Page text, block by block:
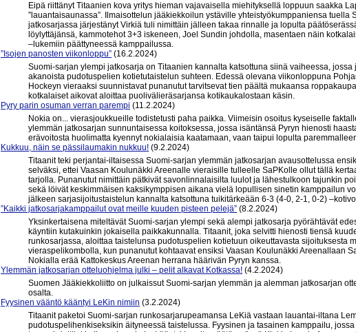
Eipä riittänyt Titaanien kova yritys hieman vajavaisella miehityksellä loppuun saakka
”lauantaisaunassa”. Ilmaisottelun jääkiekkoilun ystäville yhteistyökumppaniensa tuella
jatkosarjassa järjestänyt Virkiä tuli nimittäin jälleen takaa rinnalle ja lopulta
löylyttäjänsä, kammotehot 3+3 iskeneen, Joel Sundin johdolla, masentaen näin
–lukemiin päättyneessä kamppailussa.
”Isojen panosten viikonloppu” (16.2.2024)
Suomi-sarjan ylempi jatkosarja on Titaanien kannalta katsottuna siinä vaiheessa,
akanoista pudotuspelien kotietutaistelun suhteen. Edessä olevana viikonloppuna
Hockeyn vieraaksi suunnistavat punanutut tarvitsevat tien päältä mukaansa
kotkalaiset aikovat aloittaa puolivälieräsarjansa kotikaukalostaan käsin.
Pyry parin osuman verran parempi (11.2.2024)
Nokia on... vierasjoukkueille todistetusti paha paikka. Viimeisin osoitus kyseiselle
ylemmän jatkosarjan sunnuntaisessa koitoksessa, jossa isäntänsä Pyryn hienosti
erävoitosta huolimatta kyennyt nokialaisia kaatamaan, vaan taipui lopulta
Kukkuu, näin se pässilaumakin nukkuu! (9.2.2024)
Titaanit teki perjantai-iltaisessa Suomi-sarjan ylemmän jatkosarjan avausottelussa
selväksi, ettei Vaasan Koulunäkki Areenalle vieraisille tulleelle SaPKolle ollut tällä
tarjolla. Punanutut nimittäin pätkivät savonlinnalaisilta luulot ja lähestulkoon tajunkin
sekä löivät keskimmäisen kaksikymppisen aikana vielä lopullisen sinetin kamppailun
jälkeen sarjasijoitustaistelun kannalta katsottuna tuikitärkeään 6-3 (4-0, 2-1, 0-2)
”Kaikki jatkosarjakamppailut ovat meille kuuden pisteen pelejä” (8.2.2024)
Yksinkertaisena miteltävät Suomi-sarjan ylempi sekä alempi jatkosarja pyörähtävät
käyntiin kutakuinkin jokaisella paikkakunnalla. Titaanit, joka selvitti hienosti tiensä
runkosarjassa, aloittaa taistelunsa pudotuspelien kotietuun oikeuttavasta sijoituksesta
vieraspelikombolla, kun punanutut kohtaavat ensiksi Vaasan Koulunäkki Areenallaan
Nokialla erää Kattokeskus Areenan herrana häärivän Pyryn kanssa.
Ylemmän jatkosarjan otteluohjelma julki – pelit alkavat Kotkassa! (4.2.2024)
Suomen Jääkiekkoliitto on julkaissut Suomi-sarjan ylemmän ja alemman jatkosarjan
osalta.
Fyysinen vääntö kääntyi LeKin nimiin (3.2.2024)
Titaanit paketoi Suomi-sarjan runkosarjarupeamansa LeKiä vastaan lauantai-iltana
pudotuspelihenkiseksikin äityneessä taistelussa. Fyysinen ja tasainen kamppailu,